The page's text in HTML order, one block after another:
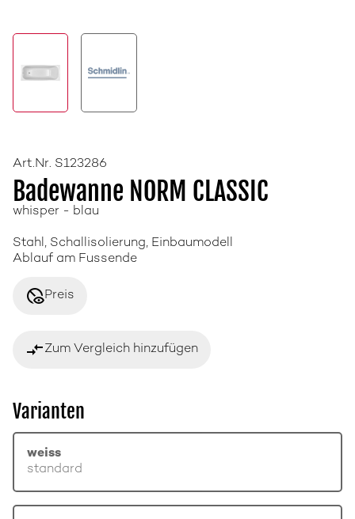
Art.Nr. S123286
Badewanne NORM CLASSIC
whisper - blau
Stahl, Schallisolierung, Einbaumodell
Ablauf am Fussende
disabled_visiblePreis
compare_arrowsZum Vergleich hinzufügen
Varianten
weiss
standard